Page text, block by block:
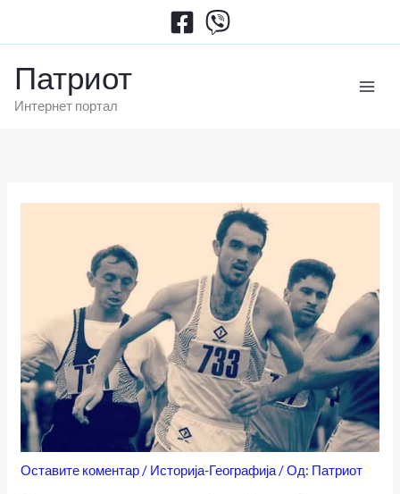
Патриот
Интернет портал
Оставите коментар / Историја-Географија / Од: Патриот